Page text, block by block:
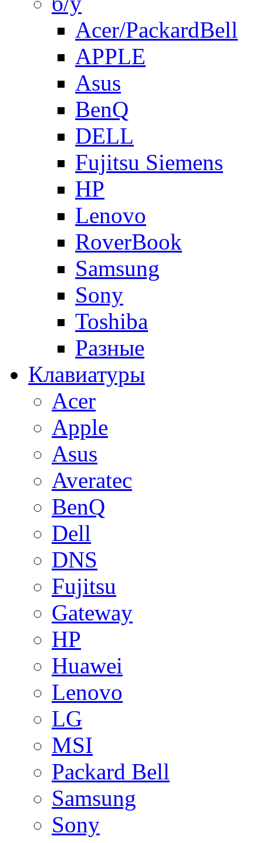
Acer/PackardBell
APPLE
Asus
BenQ
DELL
Fujitsu Siemens
HP
Lenovo
RoverBook
Samsung
Sony
Toshiba
Разные
Клавиатуры
Acer
Apple
Asus
Averatec
BenQ
Dell
DNS
Fujitsu
Gateway
HP
Huawei
Lenovo
LG
MSI
Packard Bell
Samsung
Sony